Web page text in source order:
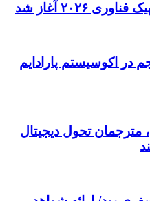
۲۰۲۶ آغاز شد
در اکوسیستم پارادایم
مترجمان تحول دیجیتال